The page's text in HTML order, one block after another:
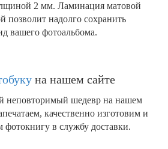
2 мм. Ламинация матовой
позволит надолго сохранить
вашего фотоальбома.
на нашем сайте
неповторимый шедевр на нашем
качественно изготовим и
фотокнигу в службу доставки.